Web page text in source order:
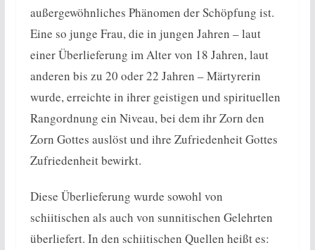
außergewöhnliches Phänomen der Schöpfung ist.
Eine so junge Frau, die in jungen Jahren – laut
einer Überlieferung im Alter von 18 Jahren, laut
anderen bis zu 20 oder 22 Jahren – Märtyrerin
wurde, erreichte in ihrer geistigen und spirituellen
Rangordnung ein Niveau, bei dem ihr Zorn den
Zorn Gottes auslöst und ihre Zufriedenheit Gottes
Zufriedenheit bewirkt.
Diese Überlieferung wurde sowohl von
schiitischen als auch von sunnitischen Gelehrten
überliefert. In den schiitischen Quellen heißt es: